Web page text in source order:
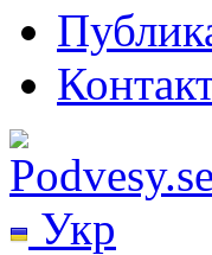
Укр